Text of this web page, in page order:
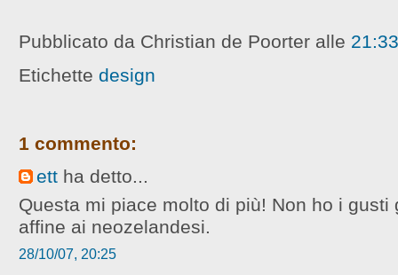
Pubblicato da Christian de Poorter alle 21:33
Etichette design
1 commento:
ettha detto...
Questa mi piace molto di più! Non ho i gusti
affine ai neozelandesi.
28/10/07, 20:25